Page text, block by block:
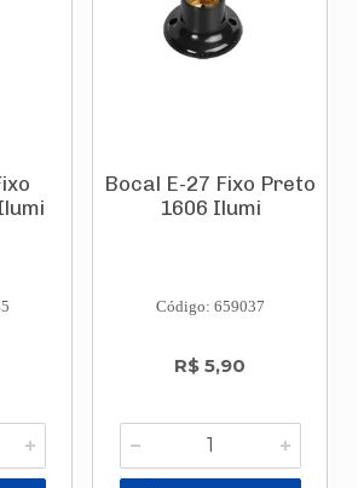
Bocal E-27 Fixo Preto
1606 Ilumi
Código: 659037
R$ 5,90